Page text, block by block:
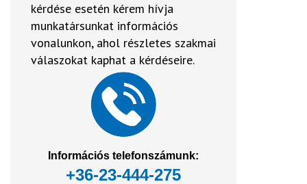
kérdése esetén kérem hívja
munkatársunkat információs
vonalunkon, ahol részletes szakmai
válaszokat kaphat a kérdéseire.
Információs telefonszámunk:
+36-23-444-275